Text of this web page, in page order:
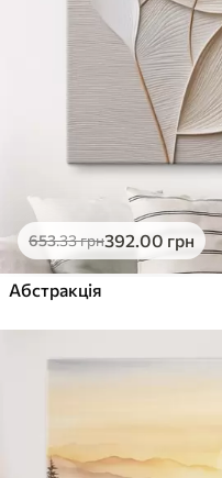
653.33грн392.00 грн
Абстракція